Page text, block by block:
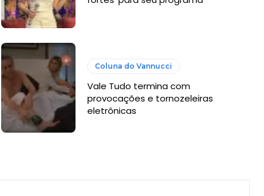
Coluna do Vannucci
Vale Tudo termina com
provocações e tornozeleiras
eletrônicas